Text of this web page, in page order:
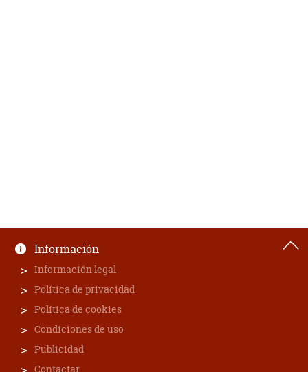
Información
Información legal
Política de privacidad
Política de cookies
Condiciones de uso
Publicidad
Contactar